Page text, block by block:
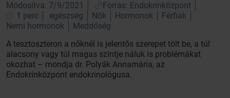
Módosítva: 7/9/2021
Forrás: Endokrinközpont
1 perc
egészség Nők Hormonok
Férfiak
Nemi hormonok
Meddőség
A tesztoszteron a nőknél is jelentős szerepet tölt be, a túl
alacsony vagy túl magas szintje náluk is problémákat
okozhat – mondja dr. Polyák Annamária, az
Endokrinközpont endokrinológusa.